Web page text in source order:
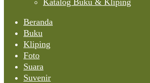
Katalog Buku & Kliping
Beranda
Buku
Kliping
Foto
Suara
Suvenir